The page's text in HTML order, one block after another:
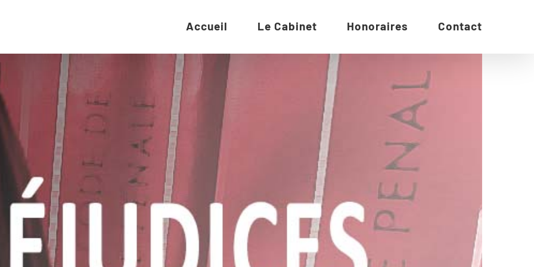
Accueil Le Cabinet Honoraires Contact